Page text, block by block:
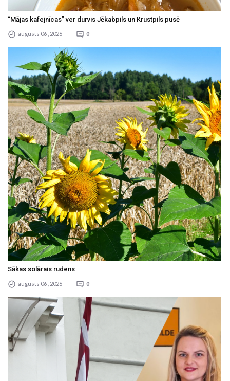
“Mājas kafejnīcas” ver durvis Jēkabpils un Krustpils pusē
augusts 06 , 2026 0
Sākas solārais rudens
augusts 06 , 2026 0